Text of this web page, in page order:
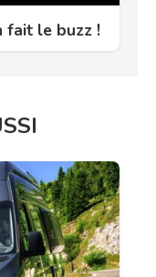
fait le buzz !